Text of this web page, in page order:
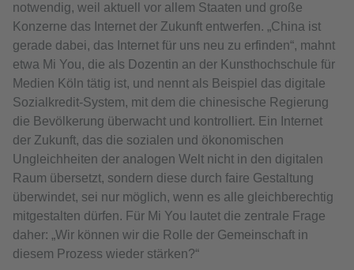
notwendig, weil aktuell vor allem Staaten und große
Konzerne das Internet der Zukunft entwerfen. „China ist
gerade dabei, das Internet für uns neu zu erfinden“, mahnt
etwa Mi You, die als Dozentin an der Kunsthochschule für
Medien Köln tätig ist, und nennt als Beispiel das digitale
Sozialkredit-System, mit dem die chinesische Regierung
die Bevölkerung überwacht und kontrolliert. Ein Internet
der Zukunft, das die sozialen und ökonomischen
Ungleichheiten der analogen Welt nicht in den digitalen
Raum übersetzt, sondern diese durch faire Gestaltung
überwindet, sei nur möglich, wenn es alle gleichberechtig
mitgestalten dürfen. Für Mi You lautet die zentrale Frage
daher: „Wir können wir die Rolle der Gemeinschaft in
diesem Prozess wieder stärken?“